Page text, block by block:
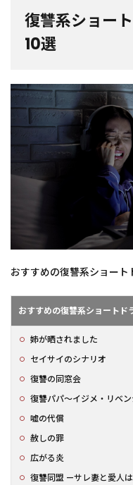
シ
ョ
ー
ト
マ
の
す
作
品
晒さ
れま
した
1.2
セイ
サイ
のシ
ナリ
オ
復讐
の同
復讐
パ
復讐系ショー
10選
おすすめの復讐系ショート
おすすめの復讐系ショートド
姉が晒されました
セイサイのシナリオ
復讐の同窓会
復讐パパ〜イジメ・リベ
嘘の代償
赦しの罪
広がる炎
復讐同盟 —サレ妻と愛人